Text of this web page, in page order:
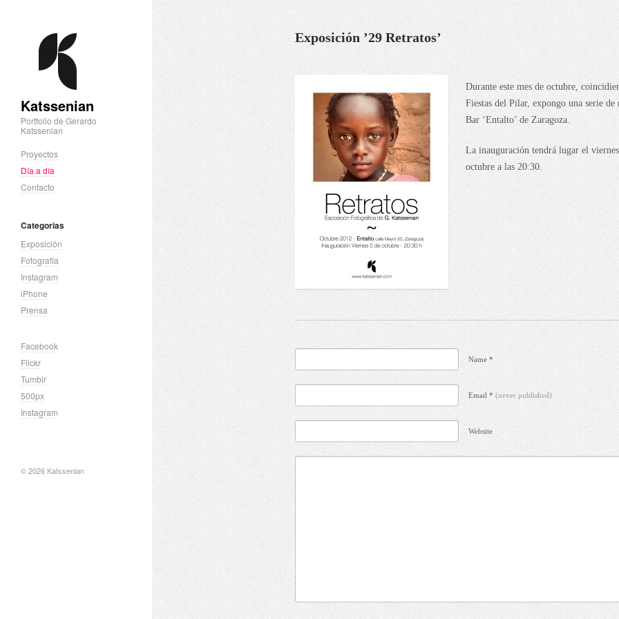
Katssenian
Portfolio de Gerardo
Katssenian
Proyectos
Día a día
Contacto
Categorias
Exposición
Fotografía
Instagram
iPhone
Prensa
Facebook
Flickr
Tumblr
500px
Instagram
© 2026 Katssenian
Exposición ’29 Retratos’
Durante este mes de octubre,
Fiestas del Pilar, expongo una serie de
Bar ‘Entalto’ de Zaragoza.
La inauguración tendrá lugar el
octubre a las 20:30.
Name *
Email * (never published)
Website